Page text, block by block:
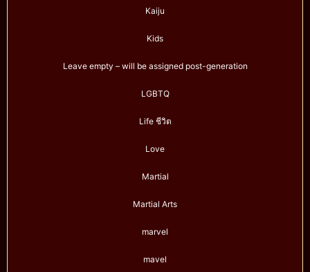
Kaiju
Kids
Leave empty – will be assigned post-generation
LGBTQ
Life ชีวิต
Love
Martial
Martial Arts
marvel
mavel